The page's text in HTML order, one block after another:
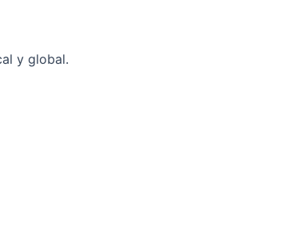
y global.